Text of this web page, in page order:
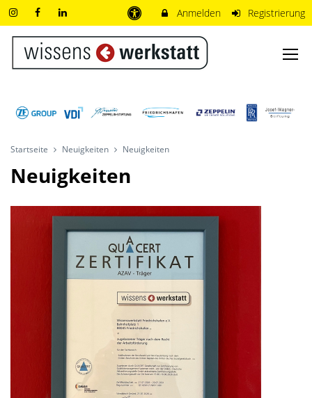
Anmelden Registrierung
Startseite Neuigkeiten Neuigkeiten
Neuigkeiten